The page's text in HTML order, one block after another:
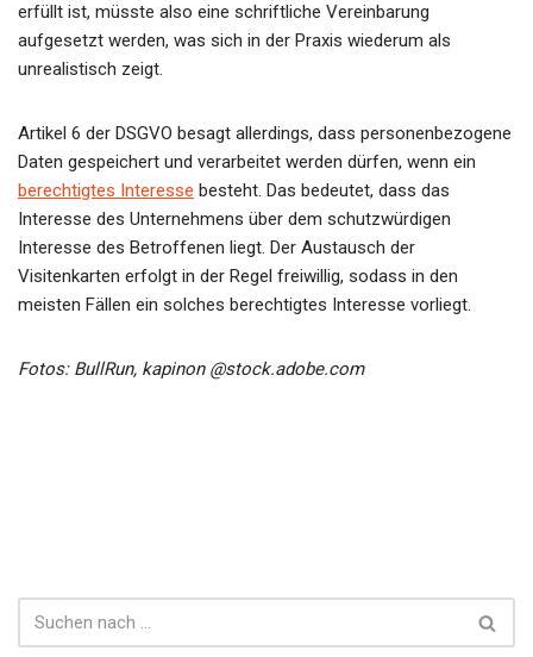
erfüllt ist, müsste also eine schriftliche Vereinbarung
aufgesetzt werden, was sich in der Praxis wiederum als
unrealistisch zeigt.
Artikel 6 der DSGVO besagt allerdings, dass personenbezogene
Daten gespeichert und verarbeitet werden dürfen, wenn ein
berechtigtes Interesse besteht. Das bedeutet, dass das
Interesse des Unternehmens über dem schutzwürdigen
Interesse des Betroffenen liegt. Der Austausch der
Visitenkarten erfolgt in der Regel freiwillig, sodass in den
meisten Fällen ein solches berechtigtes Interesse vorliegt.
Fotos: BullRun, kapinon @stock.adobe.com